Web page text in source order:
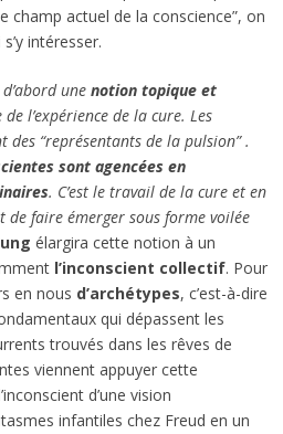
champ actuel de la conscience”, on
intéresser.
une notion topique et
de l’expérience de la cure. Les
des “représentants de la pulsion” .
sont agencées en
. C’est le travail de la cure et en
faire émerger sous forme voilée
élargira cette notion à un
l’inconscient collectif. Pour
en nous d’archétypes, c’est-à-dire
qui dépassent les
trouvés dans les rêves de
viennent appuyer cette
d’une vision
infantiles chez Freud en un